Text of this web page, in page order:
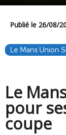
Publié le 26/08/
Le Mans Union
Le
pour
coupe